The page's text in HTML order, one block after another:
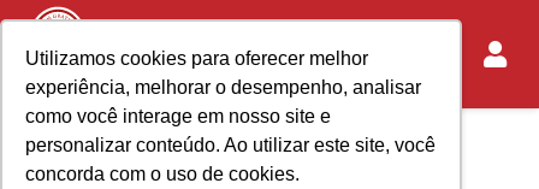
Utilizamos cookies para oferecer melhor
experiência, melhorar o desempenho, analisar
como você interage em nosso site e
personalizar conteúdo. Ao utilizar este site, você
concorda com o uso de cookies.
Home Acontece no IASP